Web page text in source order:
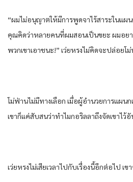
“ผมไม่อนุญาตให้มีการพูดจาไร้สาระในแผ
คุณคิดว่าหลายคนที่ผมสอนเป็นขยะ ผมอย
พวกเขาเอาชนะ!” เว่ยหรงไม่คิดจะปล่อยโ
โม่ฟ่านไม่มีทางเลือก เมื่อผู้อำนวยการแผน
เขาก็แค่สับสนว่าทำไมกอริลลาถึงจัดเขาไ
เว่ยหรงไม่เสียเวลาไปกับเรื่องนี้อีกต่อไป เ